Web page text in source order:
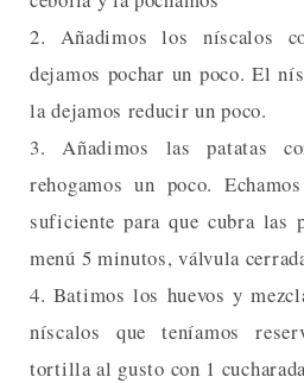
2. Añadimos los níscalos
dejamos pochar un poco. El
la dejamos reducir un poco.
3. Añadimos las patatas
rehogamos un poco.
suficiente para que cubra las
menú 5 minutos, válvula
4. Batimos los huevos y
níscalos que teníamos
tortilla al gusto con 1